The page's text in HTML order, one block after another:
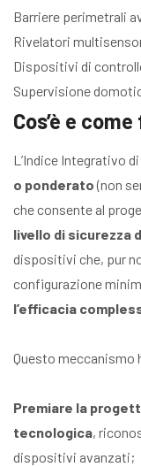
Barriere perimetrali
Rivelatori
Dispositivi di
Supervisione
Cos’è e
L’Indice Integrativo
o ponderato(non
che consente al
livello di sicurezza
dispositivi che, pur
configurazione
l’efficacia
Questo meccanismo
Premiare la
tecnologica,
dispositivi avanzati;